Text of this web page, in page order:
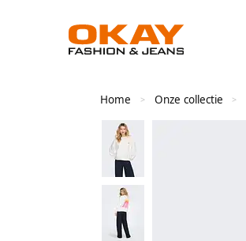
Home > Onze collectie >